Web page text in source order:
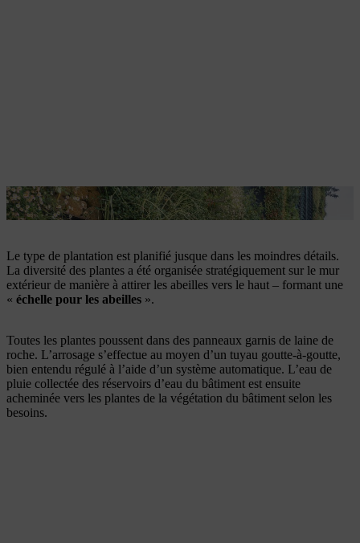
Les plantes poussent dans des panneaux avec de la laine de roche.
Le type de plantation est planifié jusque dans les moindres détails.
La diversité des plantes a été organisée stratégiquement sur le mur
extérieur de manière à attirer les abeilles vers le haut – formant une
« échelle pour les abeilles ».
Toutes les plantes poussent dans des panneaux garnis de laine de
roche. L’arrosage s’effectue au moyen d’un tuyau goutte-à-goutte,
bien entendu régulé à l’aide d’un système automatique. L’eau de
pluie collectée des réservoirs d’eau du bâtiment est ensuite
acheminée vers les plantes de la végétation du bâtiment selon les
besoins.